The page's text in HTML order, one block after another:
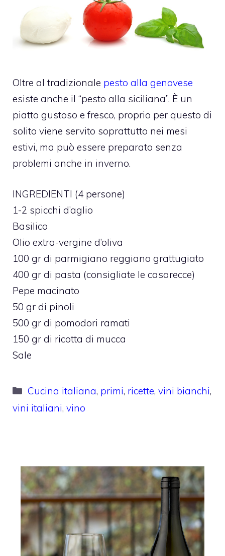
Oltre al tradizionale pesto alla genovese
esiste anche il “pesto alla siciliana”. È un
piatto gustoso e fresco, proprio per questo di
solito viene servito soprattutto nei mesi
estivi, ma può essere preparato senza
problemi anche in inverno.
INGREDIENTI (4 persone)
1-2 spicchi d’aglio
Basilico
Olio extra-vergine d’oliva
100 gr di parmigiano reggiano grattugiato
400 gr di pasta (consigliate le casarecce)
Pepe macinato
50 gr di pinoli
500 gr di pomodori ramati
150 gr di ricotta di mucca
Sale
Categorie
Cucina italiana, primi, ricette,vini bianchi,
vini italiani, vino